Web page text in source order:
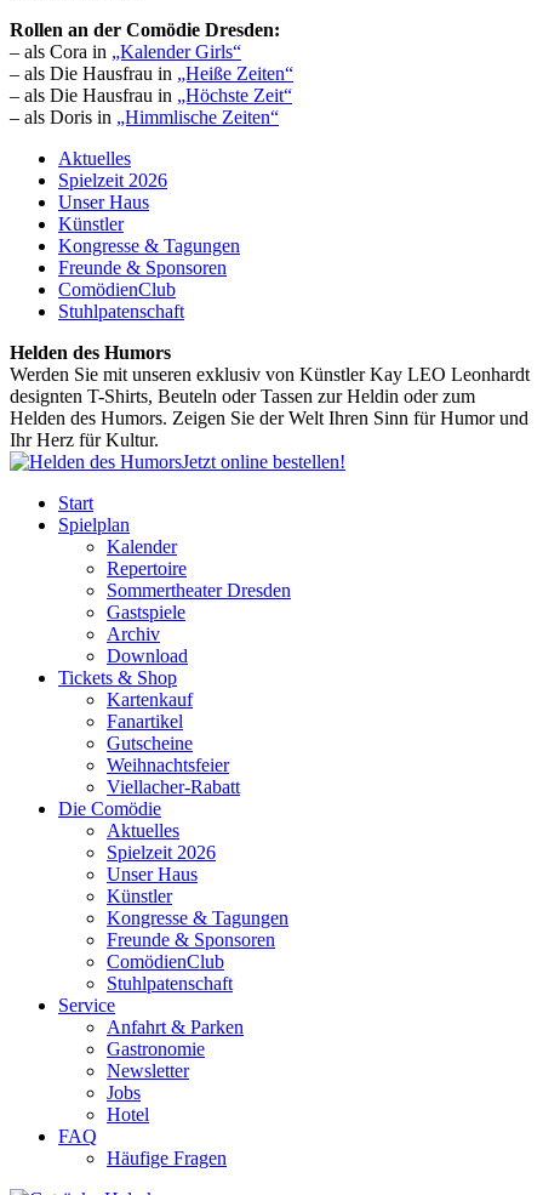
Rollen an der Comödie Dresden:
– als Cora in „Kalender Girls“
– als Die Hausfrau in „Heiße Zeiten“
– als Die Hausfrau in „Höchste Zeit“
– als Doris in „Himmlische Zeiten“
Aktuelles
Spielzeit 2026
Unser Haus
Künstler
Kongresse & Tagungen
Freunde & Sponsoren
ComödienClub
Stuhlpatenschaft
Helden des Humors
Werden Sie mit unseren exklusiv von Künstler Kay LEO Leonhardt
designten T-Shirts, Beuteln oder Tassen zur Heldin oder zum
Helden des Humors. Zeigen Sie der Welt Ihren Sinn für Humor und
Ihr Herz für Kultur.
Jetzt online bestellen!
Start
Spielplan
Kalender
Repertoire
Sommertheater Dresden
Gastspiele
Archiv
Download
Tickets & Shop
Kartenkauf
Fanartikel
Gutscheine
Weihnachtsfeier
Viellacher-Rabatt
Die Comödie
Aktuelles
Spielzeit 2026
Unser Haus
Künstler
Kongresse & Tagungen
Freunde & Sponsoren
ComödienClub
Stuhlpatenschaft
Service
Anfahrt & Parken
Gastronomie
Newsletter
Jobs
Hotel
FAQ
Häufige Fragen